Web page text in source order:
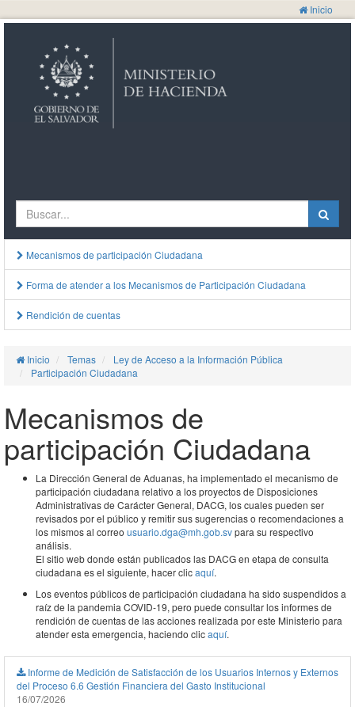
Inicio
Mecanismos de participación Ciudadana
Forma de atender a los Mecanismos de Participación Ciudadana
Rendición de cuentas
Inicio Temas
Ley de Acceso a la Información Pública
Participación Ciudadana
Mecanismos de
participación Ciudadana
La Dirección General de Aduanas, ha implementado el mecanismo de
participación ciudadana relativo a los proyectos de Disposiciones
Administrativas de Carácter General, DACG, los cuales pueden ser
revisados por el público y remitir sus sugerencias o recomendaciones a
los mismos al correo usuario.dga@mh.gob.svpara su respectivo
análisis.
El sitio web donde están publicados las DACG en etapa de consulta
ciudadana es el siguiente, hacer clicaquí.
Los eventos públicos de participación ciudadana ha sido suspendidos a
raíz de la pandemia COVID-19, pero puede consultar los informes de
rendición de cuentas de las acciones realizada por este Ministerio para
atender esta emergencia, haciendo clicaquí.
Informe de Medición de Satisfacción de los Usuarios Internos y Externos
del Proceso 6.6 Gestión Financiera del Gasto Institucional
16/07/2026